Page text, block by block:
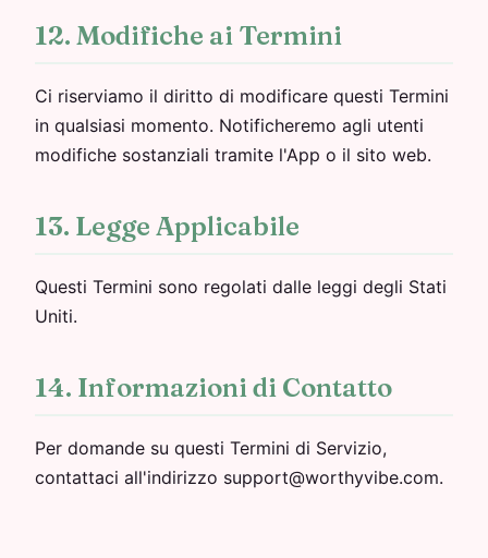
12. Modifiche ai Termini
Ci riserviamo il diritto di modificare questi Termini
in qualsiasi momento. Notificheremo agli utenti
modifiche sostanziali tramite l'App o il sito web.
13. Legge Applicabile
Questi Termini sono regolati dalle leggi degli Stati
Uniti.
14. Informazioni di Contatto
Per domande su questi Termini di Servizio,
contattaci all'indirizzo support@worthyvibe.com.